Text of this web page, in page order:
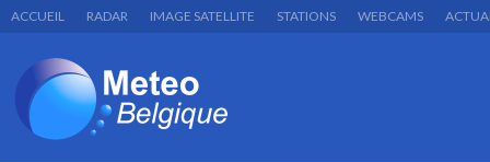
ACCUEIL RADAR IMAGE SATELLITE STATIONS WEBCAMS